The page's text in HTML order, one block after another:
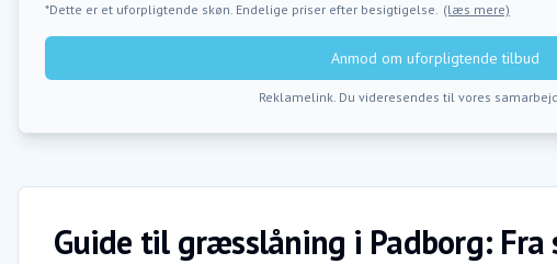
*Dette er et uforpligtende skøn. Endelige priser efter besigtigelse. (læs mere)
Anmod om uforpligtende tilbud
Reklamelink. Du videresendes til vores
Guide til græsslåning i Padborg: